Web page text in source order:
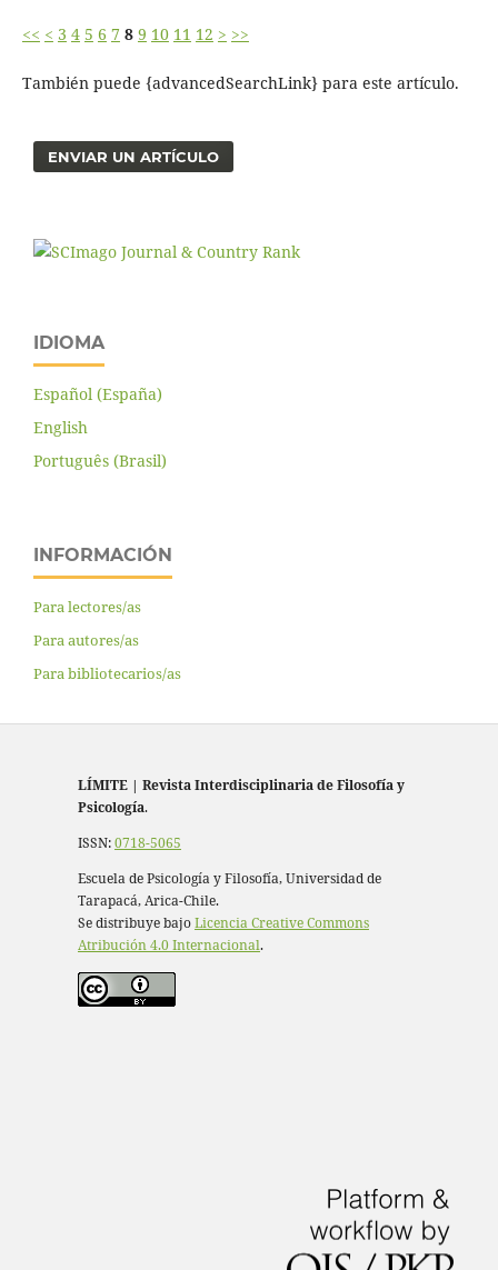
<< < 3 4 5 6 7 8 9 10 11 12 > >>
También puede {advancedSearchLink} para este artículo.
ENVIAR UN ARTÍCULO
IDIOMA
Español (España)
English
Português (Brasil)
INFORMACIÓN
Para lectores/as
Para autores/as
Para bibliotecarios/as
LÍMITE | Revista Interdisciplinaria de Filosofía y
Psicología.
ISSN:0718-5065
Escuela de Psicología y Filosofía, Universidad de
Tarapacá, Arica-Chile.
Se distribuye bajoLicencia Creative Commons
Atribución 4.0 Internacional.